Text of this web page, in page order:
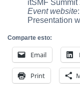
itSMF Summit
Event website:
Presentation
Comparte esto:
Email
Print